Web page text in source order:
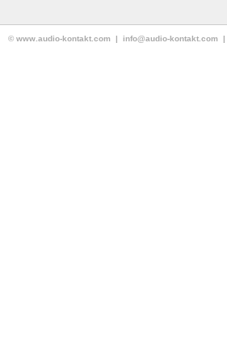
© www.audio-kontakt.com | info@audio-kontakt.com |